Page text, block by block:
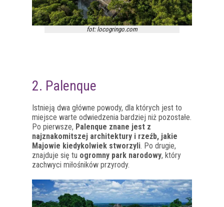
fot: locogringo.com
2. Palenque
Istnieją dwa główne powody, dla których jest to
miejsce warte odwiedzenia bardziej niż pozostałe.
Po pierwsze, Palenque znane jest z
najznakomitszej architektury i rzeźb, jakie
Majowie kiedykolwiek stworzyli. Po drugie,
znajduje się tu ogromny park narodowy, który
zachwyci miłośników przyrody.